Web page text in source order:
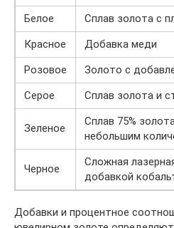
Белое
Сплав золота с
Красное
Добавка меди
Розовое
Золото с
Серое
Сплав золота и
Зеленое
Сплав 75%
небольшим
Черное
Сложная
добавкой
Добавки и процентное